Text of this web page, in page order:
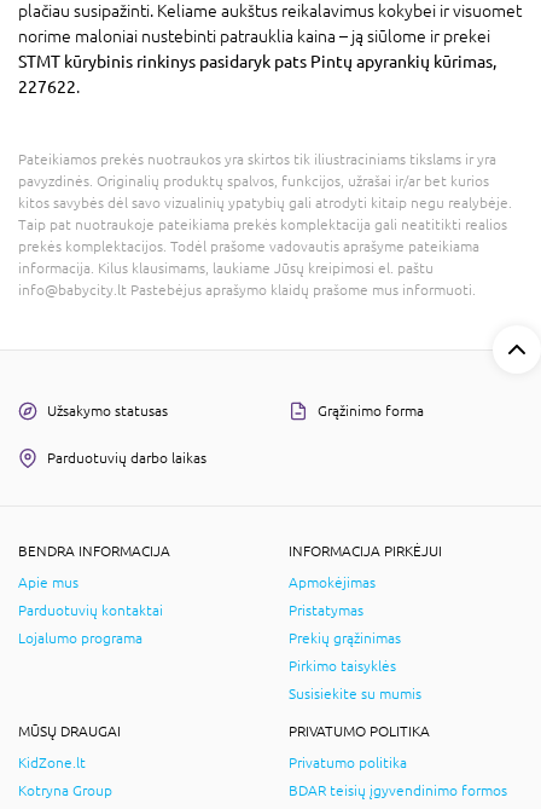
plačiau susipažinti. Keliame aukštus reikalavimus kokybei ir visuomet
norime maloniai nustebinti patrauklia kaina – ją siūlome ir prekei
STMT kūrybinis rinkinys pasidaryk pats Pintų apyrankių kūrimas,
227622.
Pateikiamos prekės nuotraukos yra skirtos tik iliustraciniams tikslams ir yra
pavyzdinės. Originalių produktų spalvos, funkcijos, užrašai ir/ar bet kurios
kitos savybės dėl savo vizualinių ypatybių gali atrodyti kitaip negu realybėje.
Taip pat nuotraukoje pateikiama prekės komplektacija gali neatitikti realios
prekės komplektacijos. Todėl prašome vadovautis aprašyme pateikiama
informacija. Kilus klausimams, laukiame Jūsų kreipimosi el. paštu
info@babycity.lt Pastebėjus aprašymo klaidų prašome mus informuoti.
Užsakymo statusas Grąžinimo forma
Parduotuvių darbo laikas
BENDRA INFORMACIJA
Apie mus
Parduotuvių kontaktai
Lojalumo programa
INFORMACIJA PIRKĖJUI
Apmokėjimas
Pristatymas
Prekių grąžinimas
Pirkimo taisyklės
Susisiekite su mumis
MŪSŲ DRAUGAI
KidZone.lt
Kotryna Group
PRIVATUMO POLITIKA
Privatumo politika
BDAR teisių įgyvendinimo formos